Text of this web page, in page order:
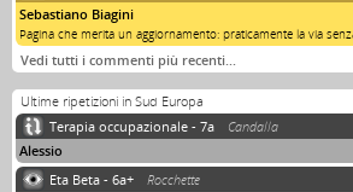
Sebastiano Biagini
Pagina che merita un aggiornamento: praticamente la via
Vedi tutti i commenti più recenti…
Ultime ripetizioni in Sud Europa
Terapia occupazionale - 7a
Candalla
Alessio
Eta Beta - 6a+
Rocchette